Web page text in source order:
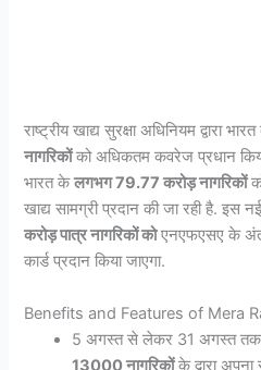
राष्ट्रीय खाद्य सुरक्षा अधिनियम द्वारा
नागरिकोंको अधिकतम कवरेज प्रधान
भारत केलगभग 79.77 करोड़ नागरिकों
खाद्य सामग्री प्रदान की जा रही है. इस
करोड़ पात्र नागरिकों कोएनएफएसए के
कार्ड प्रदान किया जाएगा.
Benefits and Features of Mera
5 अगस्त से लेकर 31 अगस्त तक
13000 नागरिकोंके द्वारा